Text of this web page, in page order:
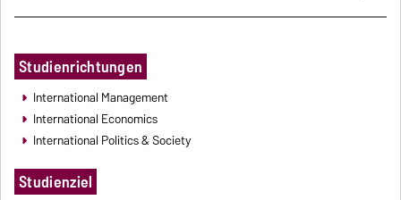
Studienrichtungen
International Management
International Economics
International Politics & Society
Studienziel